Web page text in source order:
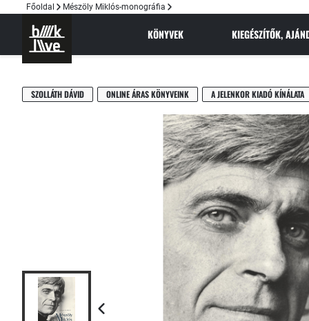
Főoldal Mészöly Miklós-monográfia
KÖNYVEK KIEGÉSZÍTŐK,
SZOLLÁTH DÁVID ONLINE ÁRAS KÖNYVEINK A JELENKOR KIADÓ KÍNÁLATA